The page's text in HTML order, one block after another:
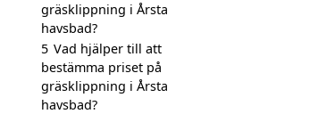
gräsklippning i Årsta
havsbad?
5 Vad hjälper till att
bestämma priset på
gräsklippning i Årsta
havsbad?